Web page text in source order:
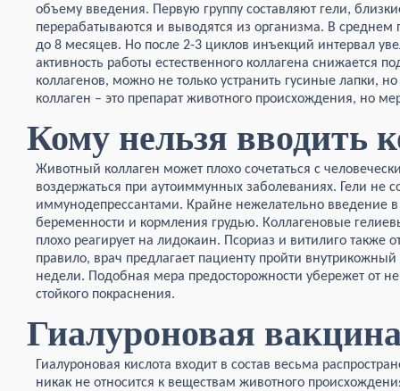
объему введения. Первую группу составляют гели,
перерабатываются и выводятся из организма. В среднем
до 8 месяцев. Но после 2-3 циклов инъекций интервал
активность работы естественного коллагена снижается
коллагенов, можно не только устранить гусиные лапки,
коллаген – это препарат животного происхождения, но
Кому нельзя вводить
Животный коллаген может плохо сочетаться с
воздержаться при аутоиммунных заболеваниях. Гели не
иммунодепрессантами. Крайне нежелательно введение
беременности и кормления грудью. Коллагеновые
плохо реагирует на лидокаин. Псориаз и витилиго также
правило, врач предлагает пациенту пройти
недели. Подобная мера предосторожности убережет от
стойкого покраснения.
Гиалуроновая
Гиалуроновая кислота входит в состав весьма
никак не относится к веществам животного